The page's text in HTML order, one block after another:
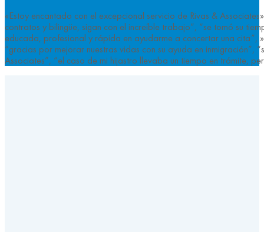
«Estoy encantado con el excepcional servicio de Rivas &
contratos y bilingüe, sigan con el increíble trabajo”, “se tomó su
educada, profesional y rápida en ayudarme a concertar una cita”,
“gracias por mejorar nuestras vidas con su ayuda en inmigración”,
Associates”, “el caso de mi hijastro llevaba un tiempo en trámite,